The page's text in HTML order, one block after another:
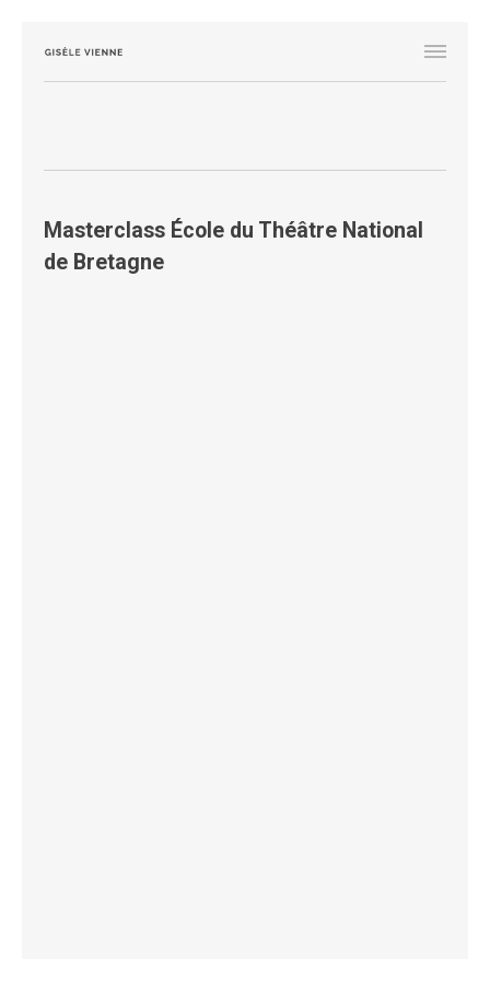
Masterclass École du Théâtre National
de Bretagne